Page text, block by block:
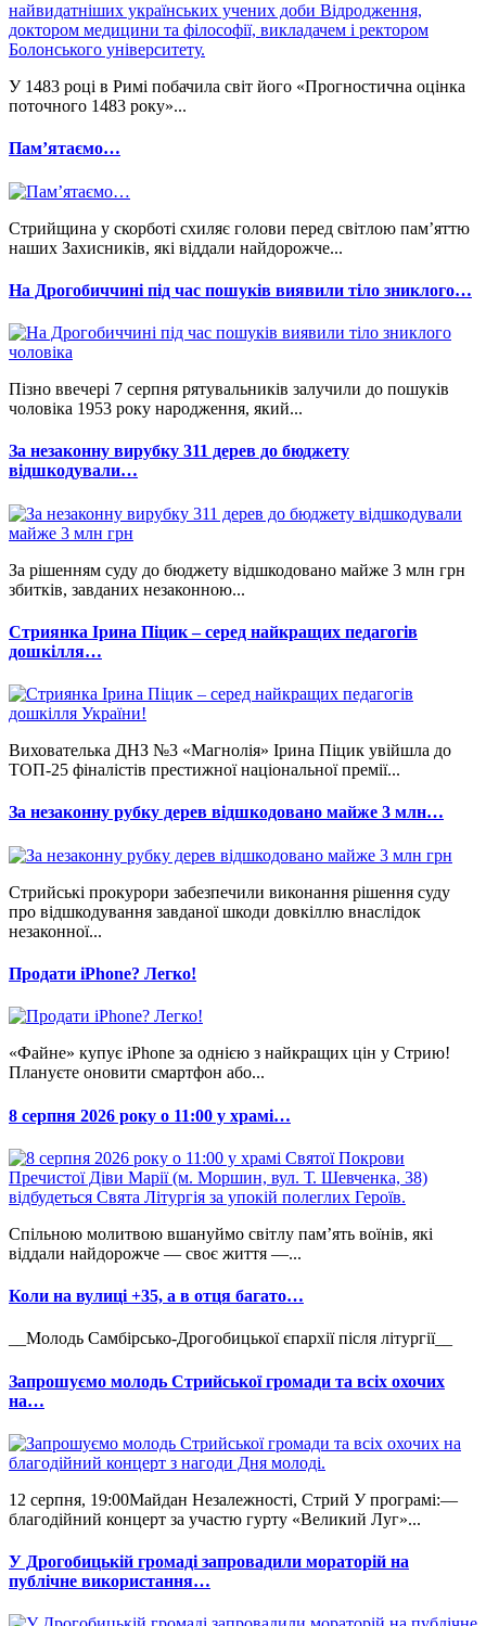
У 1483 році в Римі побачила світ його «Прогностична оцінка
поточного 1483 року»...
Памʼятаємо…
Стрийщина у скорботі схиляє голови перед світлою пам’яттю
наших Захисників, які віддали найдорожче...
На Дрогобиччині під час пошуків виявили тіло зниклого…
Пізно ввечері 7 серпня рятувальників залучили до пошуків
чоловіка 1953 року народження, який...
За незаконну вирубку 311 дерев до бюджету
відшкодували…
За рішенням суду до бюджету відшкодовано майже 3 млн грн
збитків, завданих незаконною...
Стриянка Ірина Піцик – серед найкращих педагогів
дошкілля…
Вихователька ДНЗ №3 «Магнолія» Ірина Піцик увійшла до
ТОП-25 фіналістів престижної національної премії...
За незаконну рубку дерев відшкодовано майже 3 млн…
Стрийські прокурори забезпечили виконання рішення суду
про відшкодування завданої шкоди довкіллю внаслідок
незаконної...
Продати iPhone? Легко!
«Файне» купує iPhone за однією з найкращих цін у Стрию!
Плануєте оновити смартфон або...
8 серпня 2026 року о 11:00 у храмі…
Спільною молитвою вшануймо світлу пам’ять воїнів, які
віддали найдорожче — своє життя —...
Коли на вулиці +35, а в отця багато…
__Молодь Самбірсько-Дрогобицької єпархії після літургії__
Запрошуємо молодь Стрийської громади та всіх охочих
на…
12 серпня, 19:00Майдан Незалежності, Стрий У програмі:—
благодійний концерт за участю гурту «Великий Луг»...
У Дрогобицькій громаді запровадили мораторій на
публічне використання…